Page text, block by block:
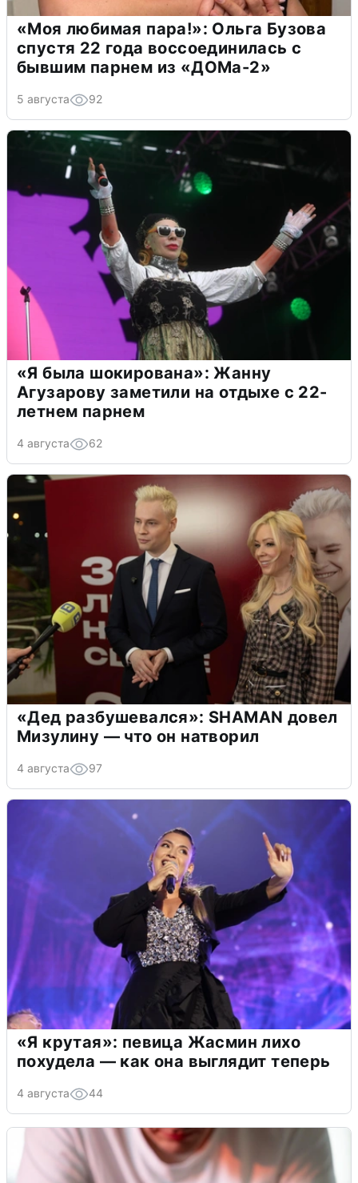
«Моя любимая пара!»: Ольга Бузова
спустя 22 года воссоединилась с
бывшим парнем из «ДОМа-2»
5 августа 92
«Я была шокирована»: Жанну
Агузарову заметили на отдыхе с 22-
летнем парнем
4 августа 62
«Дед разбушевался»: SHAMAN довел
Мизулину — что он натворил
4 августа 97
«Я крутая»: певица Жасмин лихо
похудела — как она выглядит теперь
4 августа 44